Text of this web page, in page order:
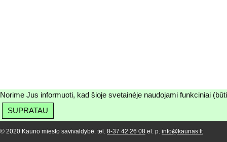
Norime Jus informuoti, kad šioje svetainėje naudojami funkciniai
SUPRATAU
© 2020 Kauno miesto savivaldybė. tel. 8-37 42 26 08 el. p. info@kaunas.lt